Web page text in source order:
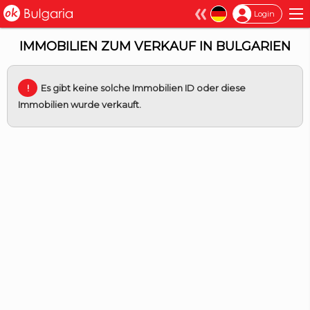
Login ×
IMMOBILIEN ZUM VERKAUF IN BULGARIEN
Es gibt keine solche Immobilien ID oder diese
Immobilien wurde verkauft.